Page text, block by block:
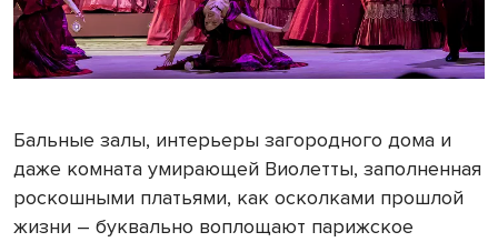
Бальные залы, интерьеры загородного дома и
даже комната умирающей Виолетты, заполненная
роскошными платьями, как осколками прошлой
жизни – буквально воплощают парижское